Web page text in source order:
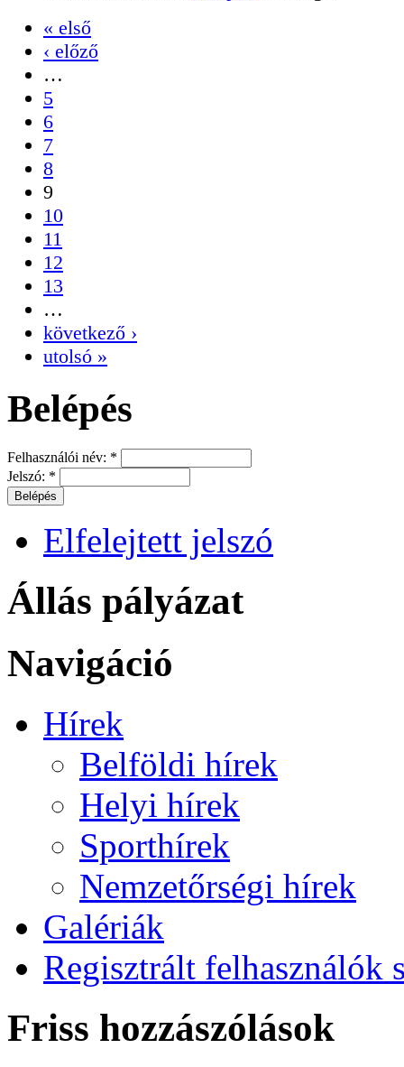
« első
‹ előző
…
5
6
7
8
9
10
11
12
13
…
következő ›
utolsó »
Belépés
Felhasználói név: *
Jelszó: *
Elfelejtett jelszó
Állás pályázat
Navigáció
Hírek
Belföldi hírek
Helyi hírek
Sporthírek
Nemzetőrségi hírek
Galériák
Regisztrált felhasználók
Friss hozzászólások